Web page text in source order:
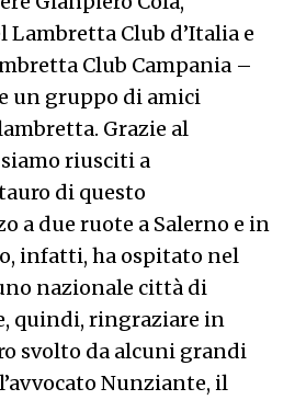
Lambretta Club d’Italia e
Club Campania –
un gruppo di amici
Grazie al
riusciti a
di questo
a due ruote a Salerno e in
infatti, ha ospitato nel
nazionale città di
quindi, ringraziare in
svolto da alcuni grandi
Nunziante, il